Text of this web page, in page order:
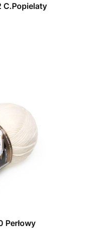
C.Popielaty
Perłowy